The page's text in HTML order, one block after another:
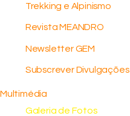
Trekking e Alpinismo
Revista MEANDRO
Newsletter GEM
Subscrever Divulgações
Multimédia
Galeria de Fotos